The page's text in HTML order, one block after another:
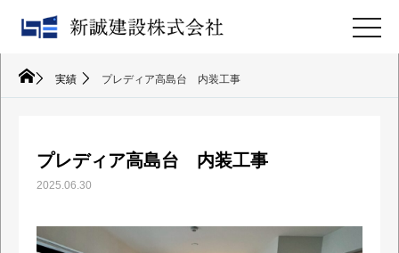
実績 プレディア高島台 内装工事
プレディア高島台 内装工事
2025.06.30